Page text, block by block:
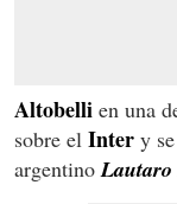
Altobelli en una
sobre el Inter y
argentino